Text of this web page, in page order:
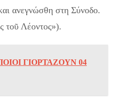
ανεγνώσθη στη Σύνοδο.
τοῦ Λέοντος»).
ΓΙΟΡΤΑΖΟΥΝ 04